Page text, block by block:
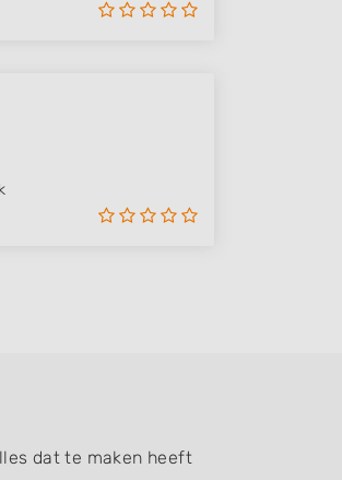
dat te maken heeft